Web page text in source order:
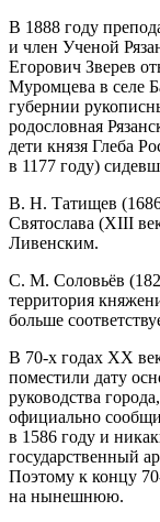
В 1888 году
и член Ученой
Егорович Зверев
Муромцева в селе
губернии
родословная
дети князя Глеба
в 1177 году)
В. Н. Татищев
Святослава (XIII
Ливенским.
С. М. Соловьёв
территория
больше
В 70-х годах XX
поместили дату
руководства
официально
в 1586 году и
государственный
Поэтому к концу
на нынешнюю.